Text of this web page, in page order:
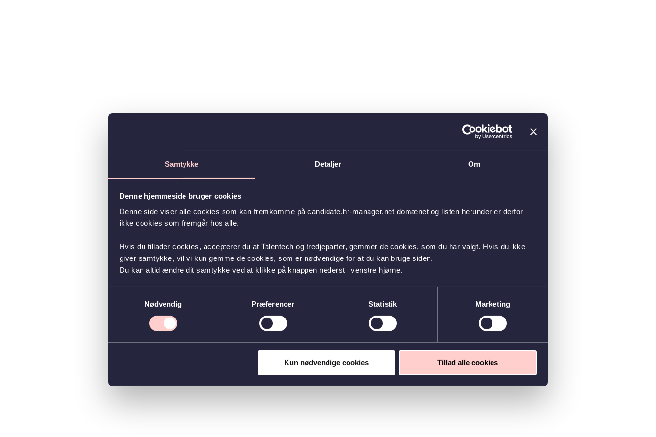
Samtykke Detaljer Om
Denne hjemmeside bruger cookies
Denne side viser alle cookies som kan fremkomme på candidate.hr-manager.net domænet og listen herunder er derfor
ikke cookies som fremgår hos alle.
Hvis du tillader cookies, accepterer du at Talentech og tredjeparter, gemmer de cookies, som du har valgt. Hvis du ikke
giver samtykke, vil vi kun gemme de cookies, som er nødvendige for at du kan bruge siden.
Du kan altid ændre dit samtykke ved at klikke på knappen nederst i venstre hjørne.
Nødvendig
Præferencer Statistik Marketing
Kun nødvendige cookies Tillad alle cookies